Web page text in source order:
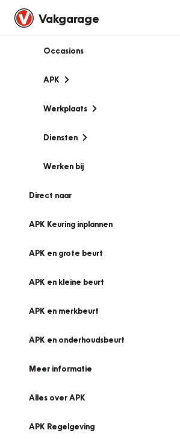
Vakgarage
Occasions
APK
Werkplaats
Diensten
Werken bij
Direct naar
APK Keuring inplannen
APK en grote beurt
APK en kleine beurt
APK en merkbeurt
APK en onderhoudsbeurt
Meer informatie
Alles over APK
APK Regelgeving